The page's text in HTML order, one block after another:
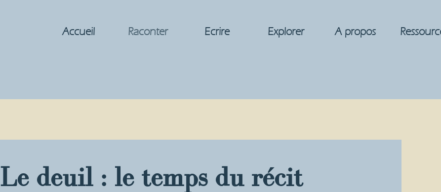
Accueil Raconter Ecrire Explorer A propos
Le deuil : le temps du récit